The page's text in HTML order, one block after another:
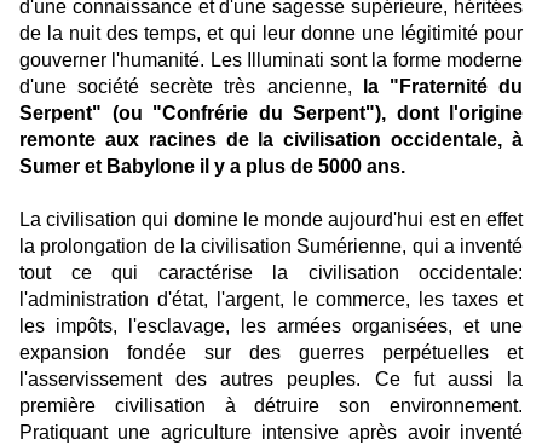
d'une connaissance et d'une sagesse supérieure, héritées
de la nuit des temps, et qui leur donne une légitimité pour
gouverner l'humanité. Les Illuminati sont la forme moderne
d'une société secrète très ancienne,
la "Fraternité du
Serpent" (ou "Confrérie du Serpent"), dont l'origine
remonte aux racines de la civilisation occidentale, à
Sumer et Babylone il y a plus de 5000 ans.
La civilisation qui domine le monde aujourd'hui est en effet
la prolongation de la civilisation Sumérienne, qui a inventé
tout ce qui caractérise la civilisation occidentale:
l'administration d'état, l'argent, le commerce, les taxes et
les impôts, l'esclavage, les armées organisées, et une
expansion fondée sur des guerres perpétuelles et
l'asservissement des autres peuples. Ce fut aussi la
première civilisation à détruire son environnement.
Pratiquant une agriculture intensive après avoir inventé